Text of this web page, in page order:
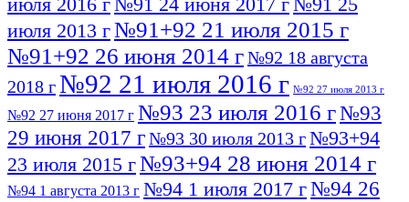
июля 2013 г№91+92 21 июля 2015 г
№91+92 26 июня 2014 г№92 18 августа
2018 г№92 21 июля 2016 г №92 27 июля 2013 г
№92 27 июня 2017 г №93 23 июля 2016 г№93
29 июня 2017 г№93 30 июля 2013 г№93+94
23 июля 2015 г№93+94 28 июня 2014 г
№94 1 августа 2013 г №94 1 июля 2017 г№94 26